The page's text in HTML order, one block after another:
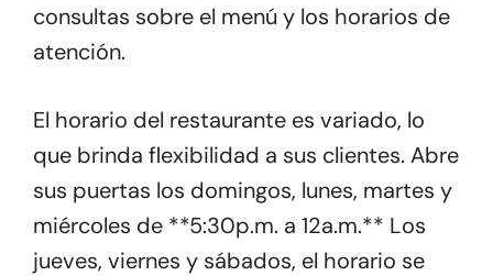
consultas sobre el menú y los horarios de
atención.
El horario del restaurante es variado, lo
que brinda flexibilidad a sus clientes. Abre
sus puertas los domingos, lunes, martes y
miércoles de **5:30p.m. a 12a.m.** Los
jueves, viernes y sábados, el horario se